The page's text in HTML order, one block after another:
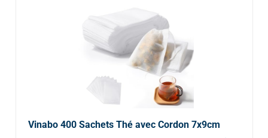
Vinabo 400 Sachets Thé avec Cordon 7x9cm